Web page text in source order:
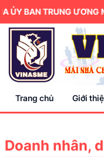
TRUNG ƯƠNG MẶT
Trang chủ Giới
Doanh nhân,